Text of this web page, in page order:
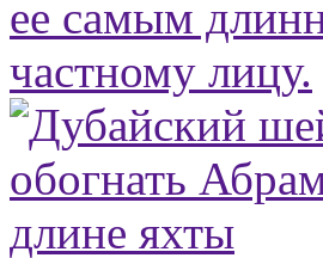
ее самым
частному лицу.